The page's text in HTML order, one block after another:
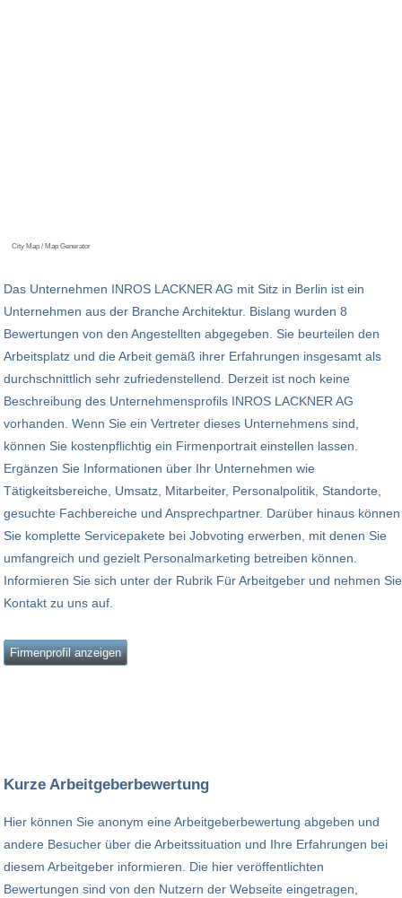
City Map / Map Generator
Das Unternehmen INROS LACKNER AG mit Sitz in Berlin ist ein
Unternehmen aus der Branche Architektur. Bislang wurden 8
Bewertungen von den Angestellten abgegeben. Sie beurteilen den
Arbeitsplatz und die Arbeit gemäß ihrer Erfahrungen insgesamt als
durchschnittlich sehr zufriedenstellend. Derzeit ist noch keine
Beschreibung des Unternehmensprofils INROS LACKNER AG
vorhanden. Wenn Sie ein Vertreter dieses Unternehmens sind,
können Sie kostenpflichtig ein Firmenportrait einstellen lassen.
Ergänzen Sie Informationen über Ihr Unternehmen wie
Tätigkeitsbereiche, Umsatz, Mitarbeiter, Personalpolitik, Standorte,
gesuchte Fachbereiche und Ansprechpartner. Darüber hinaus können
Sie komplette Servicepakete bei Jobvoting erwerben, mit denen Sie
umfangreich und gezielt Personalmarketing betreiben können.
Informieren Sie sich unter der Rubrik Für Arbeitgeber und nehmen Sie
Kontakt zu uns auf.
Firmenprofil anzeigen
Kurze Arbeitgeberbewertung
Hier können Sie anonym eine Arbeitgeberbewertung abgeben und
andere Besucher über die Arbeitssituation und Ihre Erfahrungen bei
diesem Arbeitgeber informieren. Die hier veröffentlichten
Bewertungen sind von den Nutzern der Webseite eingetragen,